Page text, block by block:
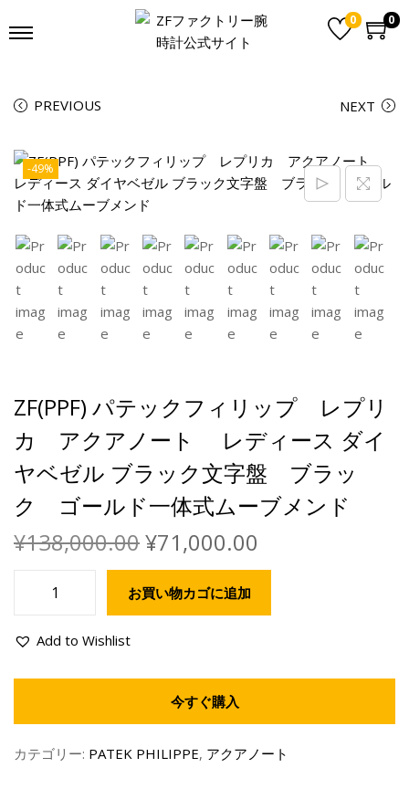
0 0
PREVIOUS NEXT
-49%
ZF(PPF) パテックフィリップ レプリ
カ アクアノート レディース ダイ
ヤベゼル ブラック文字盤 ブラッ
ク ゴールド一体式ムーブメンド
¥138,000.00¥71,000.00
お買い物カゴに追加
Add to Wishlist
今すぐ購入
カテゴリー: PATEK PHILIPPE, アクアノート